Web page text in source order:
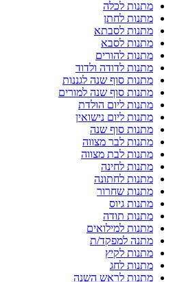
מתנות לכלה
מתנות לחתן
מתנות לסבתא
מתנות לסבא
מתנות להורים
מתנות לדודה ולדוד
מתנות סוף שנה לגננות
מתנות סוף שנה למורים
מתנות ליום הולדת
מתנות ליום נישואין
מתנות סוף שנה
מתנות לבר מצווה
מתנות לבת מצווה
מתנות לחינה
מתנות לחתונה
מתנות שחרור
מתנות גיוס
מתנות תודה
מתנות למילואים
מתנה למפקד/ת
מתנות לקיץ
מתנות לחג
מתנות לראש השנה